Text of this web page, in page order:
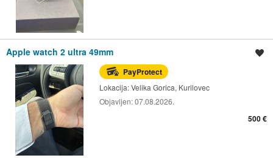
Apple watch 2 ultra 49mm
PayProtect
Lokacija:Velika Gorica, Kurilovec
Objavljen:07.08.2026.
500 €